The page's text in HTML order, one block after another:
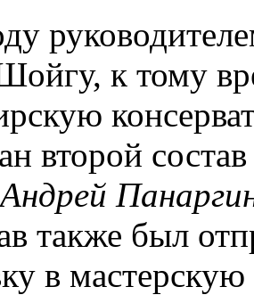
к тому
второй
также был
в мастерскую